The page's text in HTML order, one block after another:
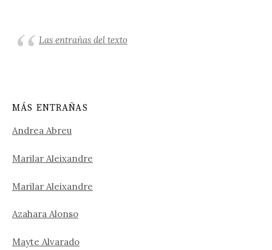
Las entrañas del texto
MÁS ENTRAÑAS
Andrea Abreu
Marilar Aleixandre
Marilar Aleixandre
Azahara Alonso
Mayte Alvarado